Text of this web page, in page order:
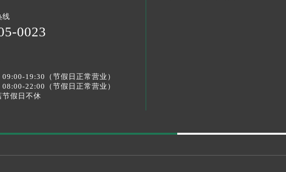
线
0023
09:00-19:30（节假日正常营业）
22:00（节假日正常营业）
节假日不休